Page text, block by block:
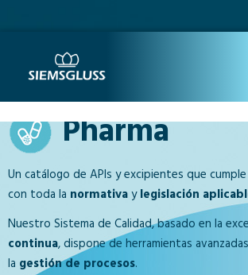
Pharma
Un catálogo de APIs y excipientes que
con toda la normativaylegislación
Nuestro Sistema de Calidad, basado en la
continua, dispone de herramientas
la gestión de procesos.